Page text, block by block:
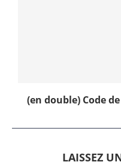
(en double) Code
LAISSEZ